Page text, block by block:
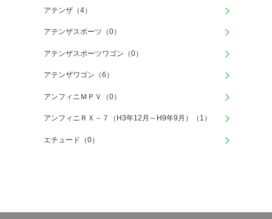
アテンザ（4）
アテンザスポーツ（0）
アテンザスポーツワゴン（0）
アテンザワゴン（6）
アンフィニＭＰＶ（0）
アンフィニＲＸ－７（H3年12月～H9年9月）（1）
エチュード（0）